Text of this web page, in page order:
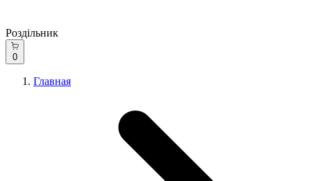
Роздільник
0
Главная